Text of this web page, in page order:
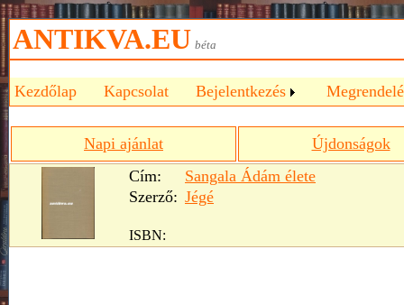
ANTIKVA.EU béta
Kezdőlap Kapcsolat Bejelentkezés
Napi ajánlat
Újdonságok
Cím:
Sangala Ádám élete
Szerző: Jégé
ISBN: